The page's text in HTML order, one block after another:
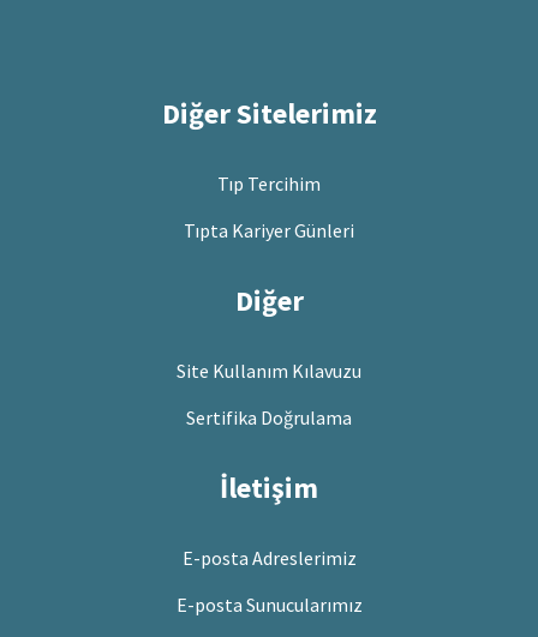
Diğer Sitelerimiz
Tıp Tercihim
Tıpta Kariyer Günleri
Diğer
Site Kullanım Kılavuzu
Sertifika Doğrulama
İletişim
E-posta Adreslerimiz
E-posta Sunucularımız